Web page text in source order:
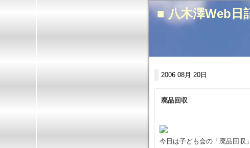
■ 八木澤Web日
2006 08月 20日
廃品回収
今日は子ども会の「廃品回収